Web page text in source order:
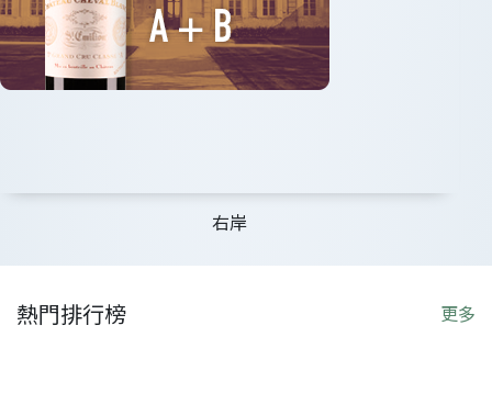
右岸
熱門排行榜 更多